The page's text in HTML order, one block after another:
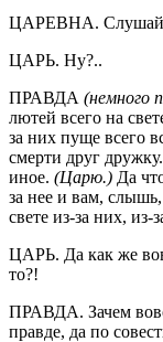
ЦАРЕВНА. Слушай
ЦАРЬ. Ну?..
ПРАВДА (немного
лютей всего на
за них пуще всего
смерти друг
иное. (Царю.) Да
за нее и вам,
свете из-за них, из-
ЦАРЬ. Да как же
то?!
ПРАВДА. Зачем
правде, да по